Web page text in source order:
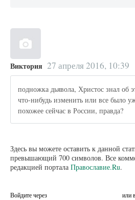
Виктория 27 апреля 2016, 10:39
подножка дьявола, Христос знал об
что-нибудь изменить или все было
похожее сейчас в России, правда?
Здесь вы можете оставить к данной
превышающий 700 символов. Все
редакцией портала Православие.Ru.
Войдите через или